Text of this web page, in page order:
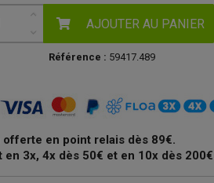
AJOUTER AU PANIER
Référence : 59417.489
offerte en point relais dès 89€.
en 3x, 4x dès 50€ et en 10x dès 200€